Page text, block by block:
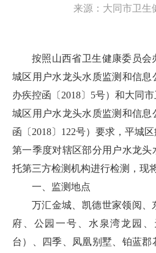
来源： 大同市卫生
按照山西省卫生健康委员
城区用户水龙头水质监测和信息
办疾控函〔2018〕5号）和大同
城区用户水龙头水质监测和信
函〔2018〕122号）要求，平城
第一季度对辖区部分用户水龙
托第三方检测机构进行检测，现
一、监测地点
万汇金城、凯德世家领阅
府、公园一号、水泉湾龙园
台）、四季、凤凰别墅、铂蓝